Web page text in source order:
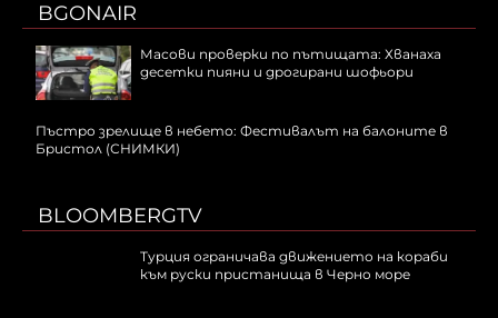
BGONAIR
Масови проверки по пътищата: Хванаха
десетки пияни и дрогирани шофьори
Пъстро зрелище в небето: Фестивалът на балоните в
Бристол (СНИМКИ)
BLOOMBERGTV
Турция ограничава движението на кораби
към руски пристанища в Черно море